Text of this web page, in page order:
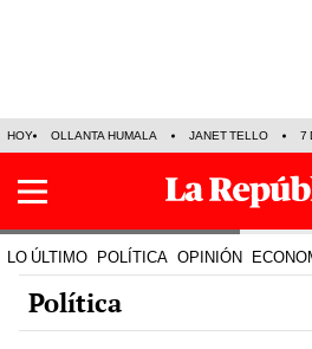
HOY OLLANTA HUMALA JANET TELLO 7
LO ÚLTIMO POLÍTICA OPINIÓN
Política